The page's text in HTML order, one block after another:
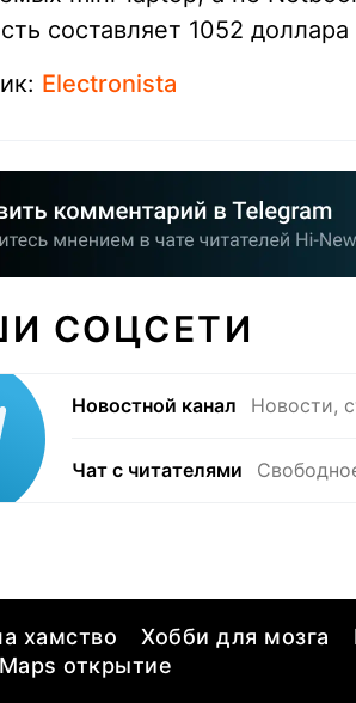
составляет 1052
Electronista
СОЦСЕТИ
Новостной канал Новости,
Чат с читателями
хамство Хобби для мозга
открытие